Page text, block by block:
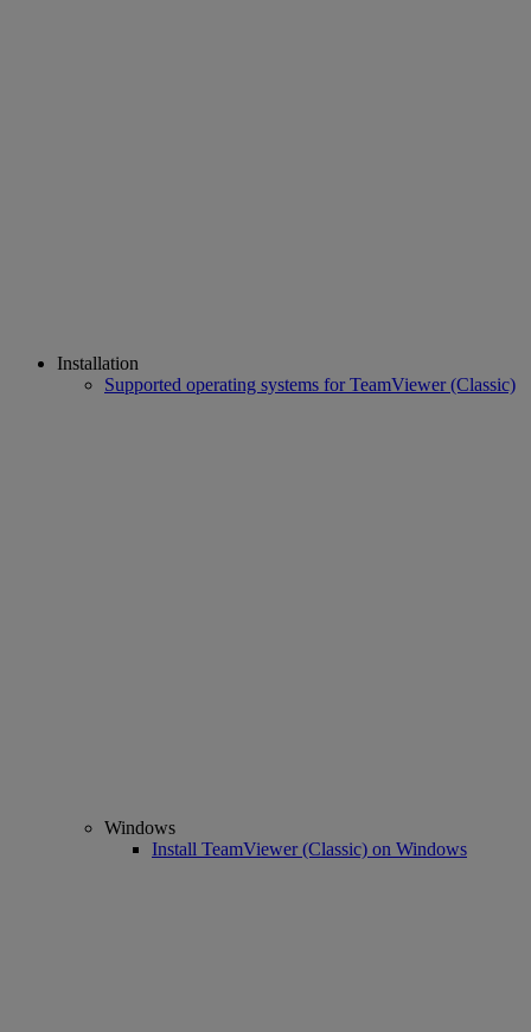
Installation
Supported operating systems for TeamViewer (Classic)
Windows
Install TeamViewer (Classic) on Windows